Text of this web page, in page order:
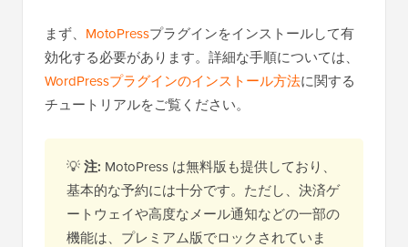
まず、 MotoPressプラグインをインストールして有
効化する必要があります。詳細な手順については、
WordPressプラグインのインストール方法に関する
チュートリアルをご覧ください。
💡注: MotoPress は無料版も提供しており、
基本的な予約には十分です。ただし、決済ゲ
ートウェイや高度なメール通知などの一部の
機能は、プレミアム版でロックされていま